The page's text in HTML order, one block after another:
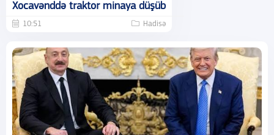
Xocavənddə traktor minaya düşüb
10:51 Hadisə